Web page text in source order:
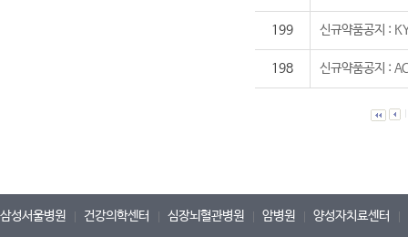
199 신규약품공지 :
198 신규약품공지 :
삼성서울병원 건강의학센터 심장뇌혈관병원 암병원 양성자치료센터